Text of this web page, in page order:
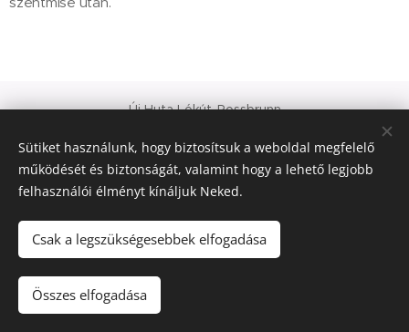
Új Huta Lókút-Rossbrunn
Európa Kultúrális Fővárosa
PAJTA PROJEKT
© 2021 Minden jog fenntartva
Magyar
Sütiket használunk, hogy biztosítsuk a weboldal megfelelő
működését és biztonságát, valamint hogy a lehető legjobb
felhasználói élményt kínáljuk Neked.
Csak a legszükségesebbek elfogadása
Összes elfogadása